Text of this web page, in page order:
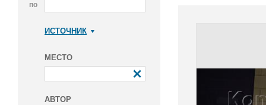
по
ИСТОЧНИК
МЕСТО
АВТОР